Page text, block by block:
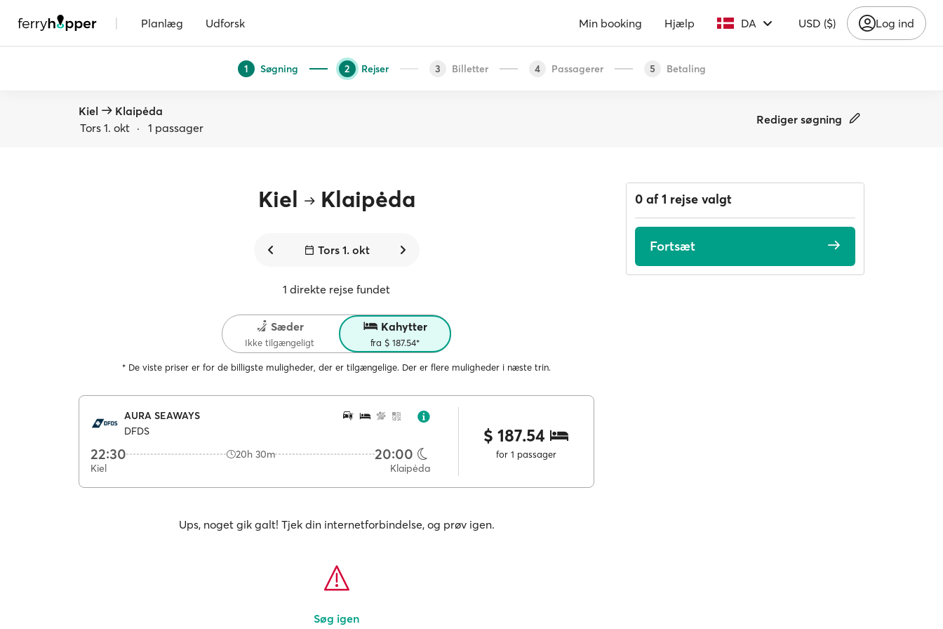
| Planlæg Udforsk Min booking Hjælp DA USD ($) Log ind
1 Søgning 2 Rejser 3 Billetter 4 Passagerer 5 Betaling
Kiel
Klaipėda
Tors 1. okt · 1 passager
Rediger søgning
Kiel Klaipėda
Tors 1. okt
1 direkte rejse fundet
Sæder
Ikke tilgængeligt
Kahytter
fra $ 187.54*
* De viste priser er for de billigste muligheder, der er tilgængelige. Der er flere muligheder i næste trin.
AURA SEAWAYS
DFDS
22:30 20h 30m 20:00
Kiel Klaipėda
$ 187.54
for 1 passager
Ups, noget gik galt! Tjek din internetforbindelse, og prøv igen.
Søg igen
0 af 1 rejse valgt
Fortsæt